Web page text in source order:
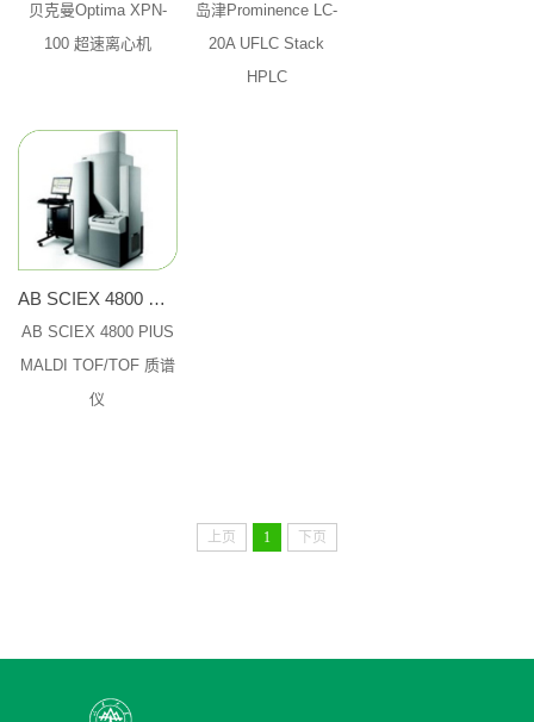
贝克曼Optima XPN-
100 超速离心机
岛津Prominence LC-
20A UFLC Stack
HPLC
AB SCIEX 4800 PlUS MALDI TOF/TOF 质谱仪
AB SCIEX 4800 PlUS
MALDI TOF/TOF 质谱
仪
上页 1 下页